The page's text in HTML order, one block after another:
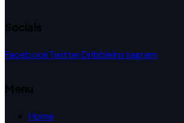
Socials
FacebookTwitterDribbleInstagram
Menu
Home